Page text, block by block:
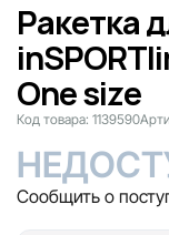
Ракетка
One size
Код товара: 1139590
Сообщить о